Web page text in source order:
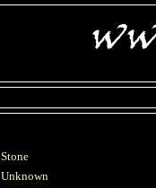
Stone
Unknown